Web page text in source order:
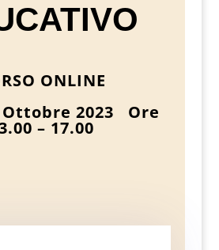
ONLINE
Ottobre 2023 Ore
– 17.00